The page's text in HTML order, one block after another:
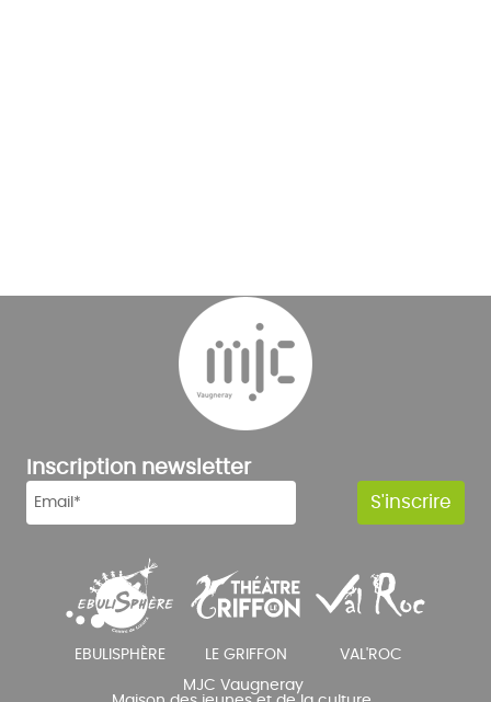
Inscription newsletter
MJC Vaugneray